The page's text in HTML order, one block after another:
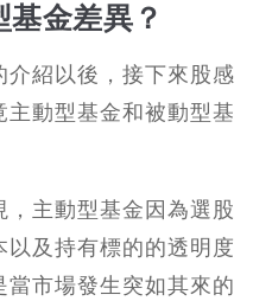
金差異？
紹以後，接下來股感
動型基金和被動型基
主動型基金因為選股
及持有標的的透明度
市場發生突如其來的